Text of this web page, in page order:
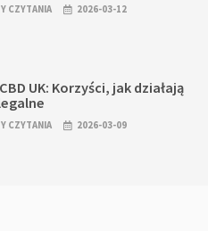
CZYTANIA 2026-03-12
UK: Korzyści, jak działają
CZYTANIA 2026-03-09